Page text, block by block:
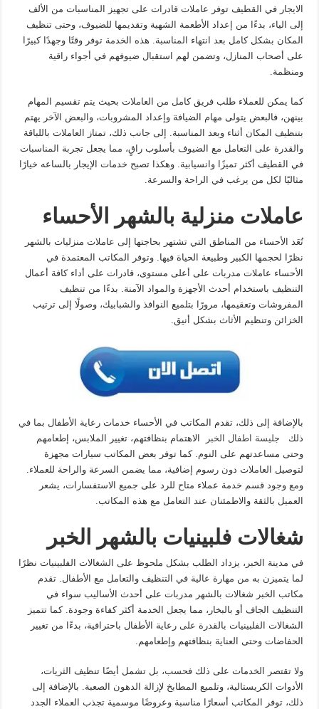
الايجار في القطيف توفر عاملات قادرات على تجهيز المناسبات من الألف
إلى الياء، بدءًا من إعداد الأطعمة الشهية وتقديمها للضيوف، وحتى تنظيف
المكان بشكل كامل بعد انتهاء المناسبة. هذه الخدمة توفر وقتًا وجهدًا كبيرًا
على أصحاب المنازل، وتضمن لهم استقبال ضيوفهم في أجواء راقية
ومنظمة.
كما يمكن للعملاء طلب فريق كامل من العاملات بحيث يتم تقسيم المهام
بينهن، فالبعض يتولى مهام الضيافة وإعداد المشروبات، والبعض الآخر يهتم
بتنظيف المكان أثناء وبعد المناسبة. إلى جانب ذلك، تمتاز العاملات باللباقة
والقدرة على التعامل مع الضيوف بأسلوب راقٍ، مما يجعل تجربة المناسبات
في القطيف أكثر تميزًا وانسيابية. وهكذا تصبح خدمات الإيجار بالساعه خيارًا
مثاليًا لكل من يرغب في الراحة والسرعة.
عاملات منزلية بالشهر الأحساء
تُعَد الأحساء من المناطق التي تشتهر بحاجتها إلى عاملات منزليات بالشهر
نظرًا لحجمها الكبير وطبيعة الحياة فيها. وتوفر المكاتب المعتمدة في
الأحساء عاملات مدربات على أعلى مستوى، قادرات على أداء كافة أعمال
التنظيف باستخدام أحدث الأجهزة والمواد الآمنة. بدءًا من تنظيف
المفروشات وتعقيمها، مرورًا بتلميع النوافذ والشبابيك، وصولًا إلى ترتيب
الخزائن وتنظيم الأثاث بشكل أنيق.
بالإضافة إلى ذلك، تقدم المكاتب في الأحساء خدمات رعاية الأطفال بما في
ذلك جليسة اطفال الخبر
الاهتمام بنظافتهم، تغيير الملابس، إطعامهم
وحتى مساعدتهم على النوم. كما توفر بعض المكاتب سيارات مجهزة
لتوصيل العاملات دون رسوم إضافية، مما يضمن السرعة والراحة للعملاء.
ومع وجود قسم خدمة عملاء متاح للرد على جميع الاستفسارات، يشعر
العميل بالثقة والاطمئنان عند التعامل مع هذه المكاتب.
شغالات فلبينيات بالشهر الخبر
في مدينة الخبر، يزداد الطلب بشكل ملحوظ على الشغالات الفلبينيات نظرًا
لما يتميزن به من مهارة عالية في التنظيف والتعامل مع الأطفال. تقدم
مكاتب الخبر شغالات بالشهر مدربات على أحدث الأساليب سواء في
التنظيف الجاف أو بالبخار، مما يجعل الخدمة أكثر كفاءة وجودة. كما تتميز
الشغالات الفلبينيات بالقدرة على رعاية الأطفال باحترافية، بدءًا من تغيير
الحفاضات وحتى العناية بنظافتهم وإطعامهم.
ولا تقتصر الخدمات على ذلك فحسب، بل تشمل أيضًا تنظيف الثريات،
الأدوات الكريستالية، وتلميع المطابخ لإزالة الدهون الصعبة. بالإضافة إلى
ذلك، توفر المكاتب أسعارًا مناسبة وعروضًا موسمية تجذب العملاء الجدد